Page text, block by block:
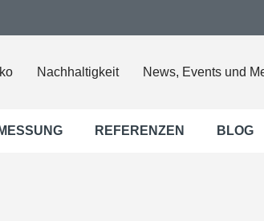
Nachhaltigkeit News, Events und
REFERENZEN BLOG